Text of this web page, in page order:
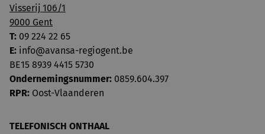
Visserij 106/1
9000 Gent
T: 09 224 22 65
E: info@avansa-regiogent.be
BE15 8939 4415 5730
Ondernemingsnummer: 0859.604.397
RPR: Oost-Vlaanderen
TELEFONISCH ONTHAAL